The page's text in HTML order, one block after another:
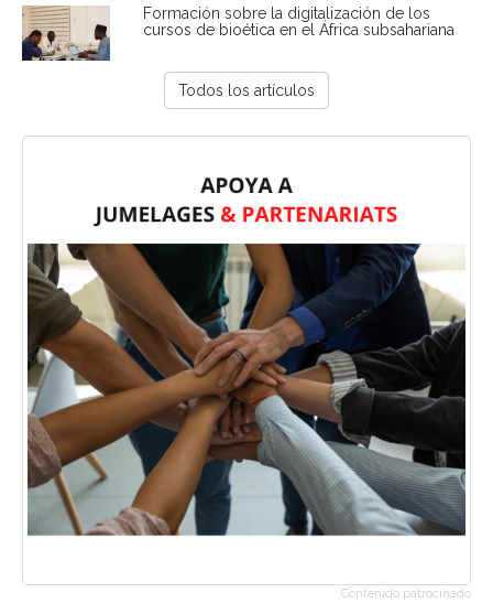
Formación sobre la digitalización de los
cursos de bioética en el África subsahariana
Todos los artículos
Contenido patrocinado